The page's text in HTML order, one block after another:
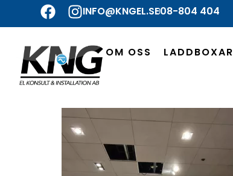
INFO@KNGEL.SE08-804 404
OM OSS LADDBOXAR